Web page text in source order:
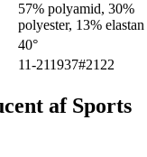
57% polyamid, 30%
polyester, 13% elastan
40°
11-211937#2122
af Sports